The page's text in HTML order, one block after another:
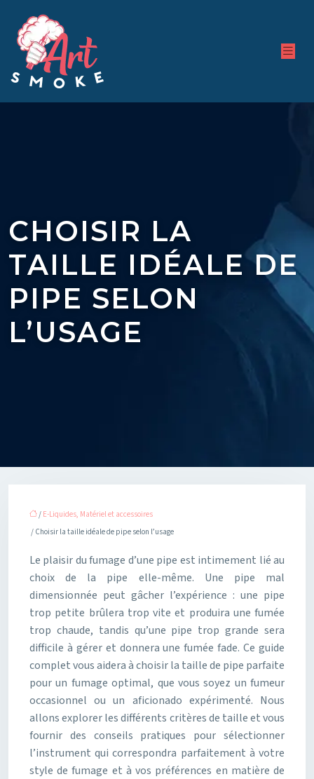
CHOISIR LA
TAILLE IDÉALE DE
PIPE SELON
L’USAGE
/ E-Liquides, Matériel et accessoires
/ Choisir la taille idéale de pipe selon l’usage
Le plaisir du fumage d’une pipe est intimement lié au
choix de la pipe elle-même. Une pipe mal
dimensionnée peut gâcher l’expérience : une pipe
trop petite brûlera trop vite et produira une fumée
trop chaude, tandis qu’une pipe trop grande sera
difficile à gérer et donnera une fumée fade. Ce guide
complet vous aidera à choisir la taille de pipe parfaite
pour un fumage optimal, que vous soyez un fumeur
occasionnel ou un aficionado expérimenté. Nous
allons explorer les différents critères de taille et vous
fournir des conseils pratiques pour sélectionner
l’instrument qui correspondra parfaitement à votre
style de fumage et à vos préférences en matière de